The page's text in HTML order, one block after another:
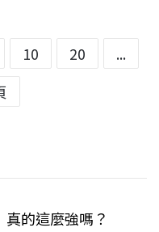
10 20
...
的這麼強嗎？